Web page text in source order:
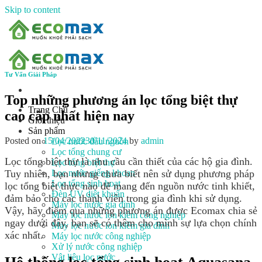
Skip to content
Trang Chủ
Giới thiệu
Sản phẩm
Lọc nước đầu nguồn
Lọc tổng chung cư
Lọc tổng biệt thự
Lọc nước giếng khoan
Lọc tổng sinh hoạt
Đèn UV diệt khuẩn
Máy lọc nước gia đình
Máy lọc nước ion kiềm công nghiệp
Máy lọc nước ion kiềm gia đình
Máy lọc nước công nghiệp
Xử lý nước công nghiệp
Vật liệu lọc nước
Tư Vấn Giải Pháp
Top những phương án lọc tổng biệt thự
cao cấp nhất hiện nay
Posted on15/04/202230/11/2024 by admin
Lọc tổng biệt thự là nhu cầu cần thiết của các hộ gia đình.
Tuy nhiên, bạn nhưng chưa biết nên sử dụng phương pháp
lọc tổng biệt thực nào để mang đến nguồn nước tinh khiết,
đảm bảo cho các thành viên trong gia đình khi sử dụng.
Vậy, hãy điểm qua những phương án được Ecomax chia sẻ
ngay dưới đây, bạn sẽ có thêm cho mình sự lựa chọn chính
xác nhất.